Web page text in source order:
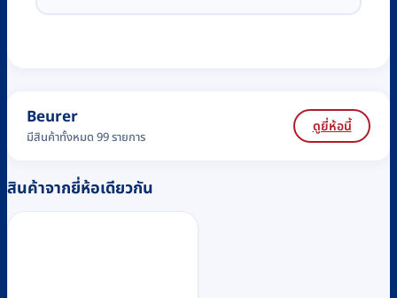
Beurer
มีสินค้าทั้งหมด 99 รายการ
ดูยี่ห้อนี้
สินค้าจากยี่ห้อเดียวกัน